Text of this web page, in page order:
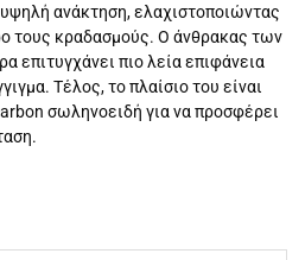
ανάκτηση, ελαχιστοποιώντας
τους κραδασμούς. Ο άνθρακας των
επιτυγχάνει πιο λεία επιφάνεια
Τέλος, το πλαίσιο του είναι
σωληνοειδή για να προσφέρει